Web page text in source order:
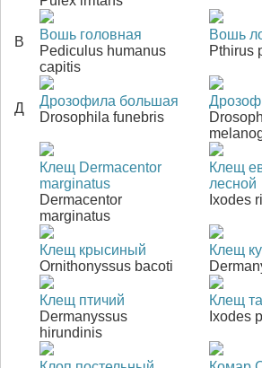
В
Вошь головная
Pediculus humanus
capitis
Вошь
Pthirus
Д
Дрозофила большая
Drosophila funebris
Клещ Dermacentor
marginatus
Dermacentor
marginatus
Клещ
лесной
Ixodes
Клещ крысиный
Ornithonyssus bacoti
Клещ
Клещ птичий
Dermanyssus
hirundinis
Клещ
Ixodes